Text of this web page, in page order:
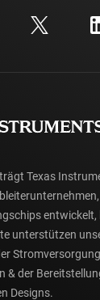
zu
Texas
entwickelt,
unterstützen
& der
Designs.